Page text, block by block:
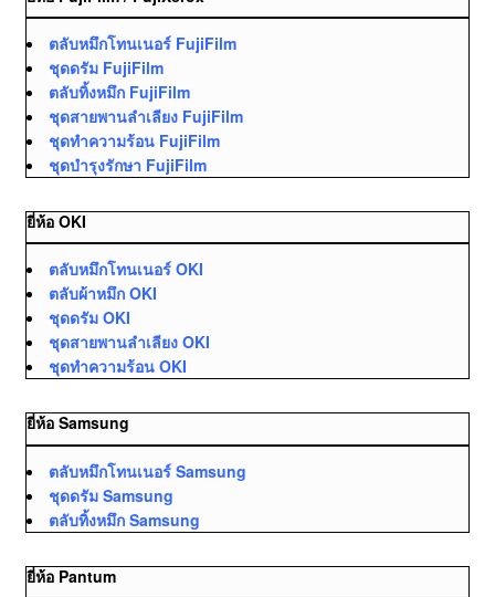
ตลับหมึกโทนเนอร์ FujiFilm
ชุดดรัม FujiFilm
ตลับทิ้งหมึก FujiFilm
ชุดสายพานลำเลียง FujiFilm
ชุดทำความร้อน FujiFilm
ชุดบำรุงรักษา FujiFilm
ยี่ห้อ OKI
ตลับหมึกโทนเนอร์ OKI
ตลับผ้าหมึก OKI
ชุดดรัม OKI
ชุดสายพานลำเลียง OKI
ชุดทำความร้อน OKI
ยี่ห้อ Samsung
ตลับหมึกโทนเนอร์ Samsung
ชุดดรัม Samsung
ตลับทิ้งหมึก Samsung
ยี่ห้อ Pantum